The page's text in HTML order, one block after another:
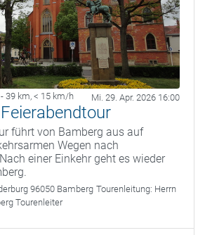
39 km, < 15 km/h Mi. 29. Apr. 2026 16:00
führt von Bamberg aus auf
Wegen nach
einer Einkehr geht es wieder
96050 Bamberg Tourenleitung: Herrn
Tourenleiter